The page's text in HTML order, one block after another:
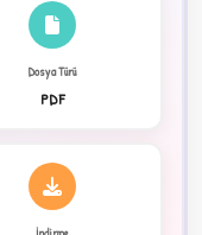
Dosya Türü
PDF